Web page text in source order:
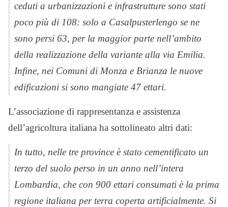
ceduti a urbanizzazioni e infrastrutture sono stati
poco più di 108: solo a Casalpusterlengo se ne
sono persi 63, per la maggior parte nell’ambito
della realizzazione della variante alla via Emilia.
Infine, nei Comuni di Monza e Brianza le nuove
edificazioni si sono mangiate 47 ettari.
L’associazione di rappresentanza e assistenza
dell’agricoltura italiana ha sottolineato altri dati:
In tutto, nelle tre province è stato cementificato un
terzo del suolo perso in un anno nell’intera
Lombardia, che con 900 ettari consumati è la prima
regione italiana per terra coperta artificialmente. Si